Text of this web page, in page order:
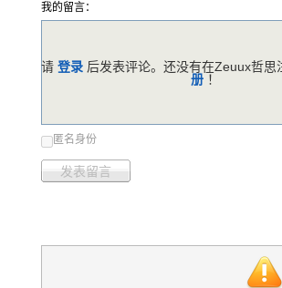
我的留言：
匿名身份
发表留言
请 登录 后发表评论。还没有在Zeuux哲思
册 ！